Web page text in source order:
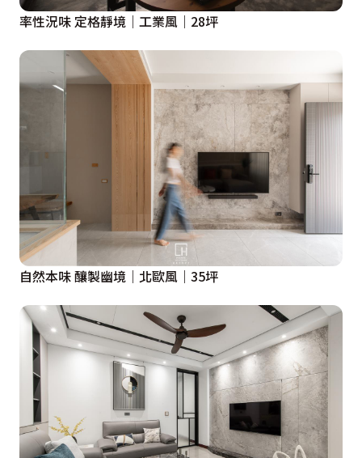
率性況味 定格靜境｜工業風｜28坪
自然本味 釀製幽境｜北歐風｜35坪